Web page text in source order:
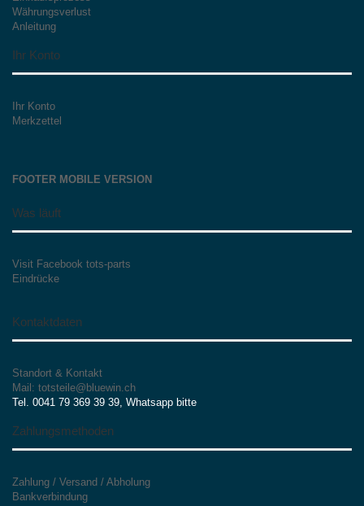
Währungsverlust
Anleitung
Ihr Konto
Ihr Konto
Merkzettel
FOOTER MOBILE VERSION
Was läuft
Visit Facebook tots-parts
Eindrücke
Kontaktdaten
Standort & Kontakt
Mail: totsteile@bluewin.ch
Tel. 0041 79 369 39 39, Whatsapp bitte
Zahlungsmethoden
Zahlung / Versand / Abholung
Bankverbindung